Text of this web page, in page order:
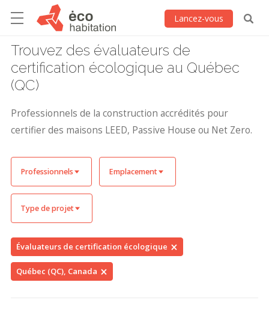
Lancez-vous
Trouvez des évaluateurs de
certification écologique au Québec
(QC)
Professionnels de la construction accrédités pour
certifier des maisons LEED, Passive House ou Net Zero.
Professionnels Emplacement
Type de projet
Évaluateurs de certification écologique
Québec (QC), Canada